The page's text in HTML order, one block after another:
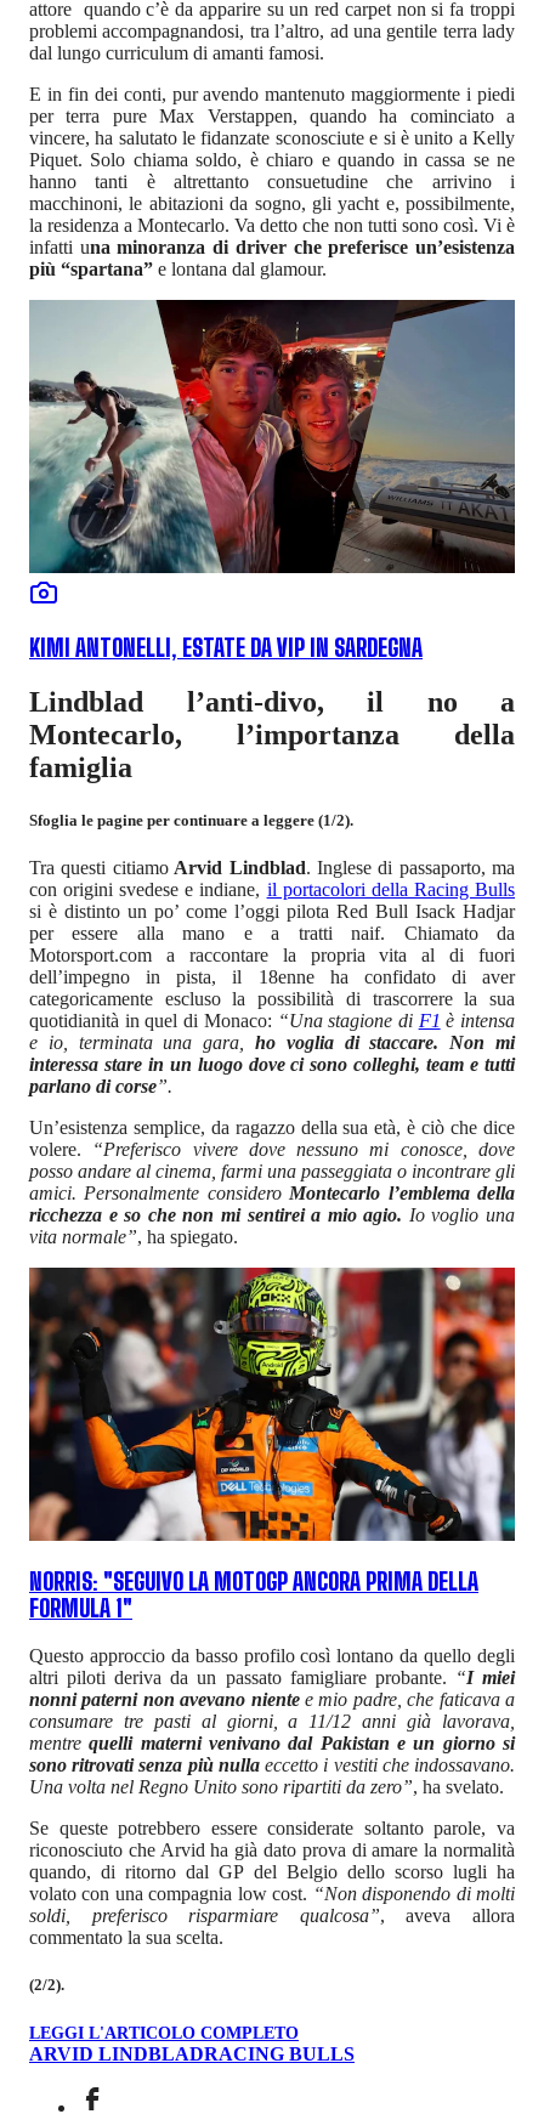
attore quando c’è da apparire su un red carpet non si fa troppi
problemi accompagnandosi, tra l’altro, ad una gentile terra lady
dal lungo curriculum di amanti famosi.
E in fin dei conti, pur avendo mantenuto maggiormente i piedi
per terra pure Max Verstappen, quando ha cominciato a
vincere, ha salutato le fidanzate sconosciute e si è unito a Kelly
Piquet. Solo chiama soldo, è chiaro e quando in cassa se ne
hanno tanti è altrettanto consuetudine che arrivino i
macchinoni, le abitazioni da sogno, gli yacht e, possibilmente,
la residenza a Montecarlo. Va detto che non tutti sono così. Vi è
infatti una minoranza di driver che preferisce un’esistenza
più “spartana” e lontana dal glamour.
KIMI ANTONELLI, ESTATE DA VIP IN SARDEGNA
Lindblad l’anti-divo, il no a
Montecarlo, l’importanza della
famiglia
Sfoglia le pagine per continuare a leggere (1/2).
Tra questi citiamoArvid Lindblad. Inglese di passaporto, ma
con origini svedese e indiane, il portacolori della Racing Bulls
si è distinto un po’ come l’oggi pilota Red Bull Isack Hadjar
per essere alla mano e a tratti naif. Chiamato da
Motorsport.com a raccontare la propria vita al di fuori
dell’impegno in pista, il 18enne ha confidato di aver
categoricamente escluso la possibilità di trascorrere la sua
quotidianità in quel di Monaco: “Una stagione di F1 è intensa
e io, terminata una gara,
ho voglia di staccare. Non mi
interessa stare in un luogo dove ci sono colleghi, team e tutti
parlano di corse”.
Un’esistenza semplice, da ragazzo della sua età, è ciò che dice
volere.
“Preferisco vivere dove nessuno mi conosce, dove
posso andare al cinema, farmi una passeggiata o incontrare gli
amici. Personalmente considero Montecarlo l’emblema della
ricchezza e so che non mi sentirei a mio agio. Io voglio una
vita normale”, ha spiegato.
NORRIS: "SEGUIVO LA MOTOGP ANCORA PRIMA DELLA
FORMULA 1"
Questo approccio da basso profilo così lontano da quello degli
altri piloti deriva da un passato famigliare probante. “I miei
nonni paterni non avevano nientee mio padre, che faticava a
consumare tre pasti al giorni, a 11/12 anni già lavorava,
mentre quelli materni venivano dal Pakistan e un giorno si
sono ritrovati senza più nullaeccetto i vestiti che indossavano.
Una volta nel Regno Unito sono ripartiti da zero”, ha svelato.
Se queste potrebbero essere considerate soltanto parole, va
riconosciuto che Arvid ha già dato prova di amare la normalità
quando, di ritorno dal GP del Belgio dello scorso lugli ha
volato con una compagnia low cost. “Non disponendo di molti
soldi, preferisco risparmiare qualcosa”, aveva allora
commentato la sua scelta.
(2/2).
LEGGI L'ARTICOLO COMPLETO
ARVID LINDBLADRACING BULLS